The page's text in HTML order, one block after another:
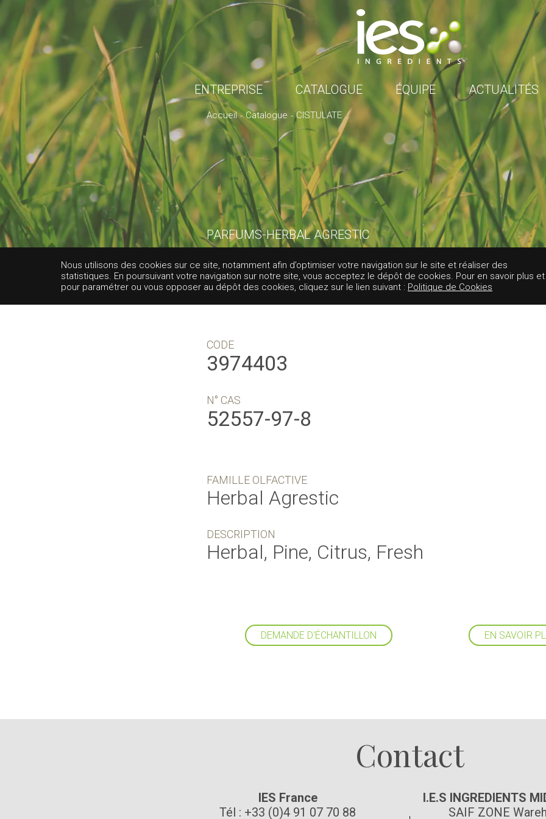
ENTREPRISE CATALOGUE ÉQUIPE ACTUALITÉS
Accueil Catalogue CISTULATE
PARFUMS-HERBAL AGRESTIC
CISTULATE
Nous utilisons des cookies sur ce site, notamment afin d’optimiser votre navigation sur le site et réaliser des
statistiques. En poursuivant votre navigation sur notre site, vous acceptez le dépôt de cookies. Pour en savoir plus et
pour paramétrer ou vous opposer au dépôt des cookies, cliquez sur le lien suivant : Politique de Cookies
CODE
3974403
N° CAS
52557-97-8
FAMILLE OLFACTIVE
Herbal Agrestic
DESCRIPTION
Herbal, Pine, Citrus, Fresh
DEMANDE D'ÉCHANTILLON EN SAVOIR
Contact
IES France
Tél : +33 (0)4 91 07 70 88
I.E.S INGREDIENTS
SAIF ZONE